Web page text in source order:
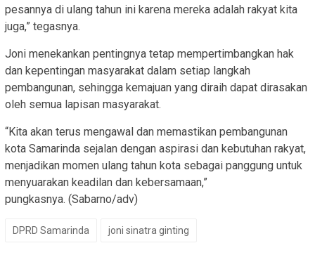
pesannya di ulang tahun ini karena mereka adalah rakyat kita
juga,” tegasnya.
Joni menekankan pentingnya tetap mempertimbangkan hak
dan kepentingan masyarakat dalam setiap langkah
pembangunan, sehingga kemajuan yang diraih dapat dirasakan
oleh semua lapisan masyarakat.
“Kita akan terus mengawal dan memastikan pembangunan
kota Samarinda sejalan dengan aspirasi dan kebutuhan rakyat,
menjadikan momen ulang tahun kota sebagai panggung untuk
menyuarakan keadilan dan kebersamaan,”
pungkasnya. (Sabarno/adv)
DPRD Samarinda joni sinatra ginting